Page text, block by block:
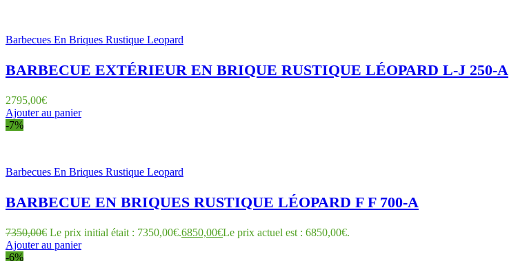
Barbecues En Briques Rustique Leopard
BARBECUE EXTÉRIEUR EN BRIQUE RUSTIQUE LÉOPARD L-J 250-A
2795,00€
Ajouter au panier
-7%
Barbecues En Briques Rustique Leopard
BARBECUE EN BRIQUES RUSTIQUE LÉOPARD F F 700-A
7350,00€ Le prix initial était : 7350,00€.6850,00€Le prix actuel est : 6850,00€.
Ajouter au panier
-6%